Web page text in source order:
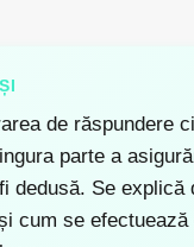
de răspundere
parte a
dedusă. Se explică
cum se efectuează